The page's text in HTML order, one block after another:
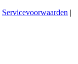
Servicevoorwaarden |